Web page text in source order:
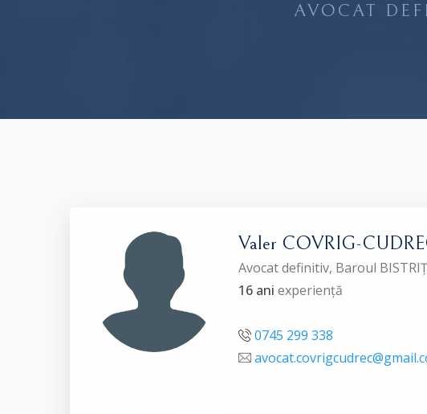
AVOCAT
Valer COVRIG-
Avocat definitiv, Baroul
16 ani experiență
0745 299 338